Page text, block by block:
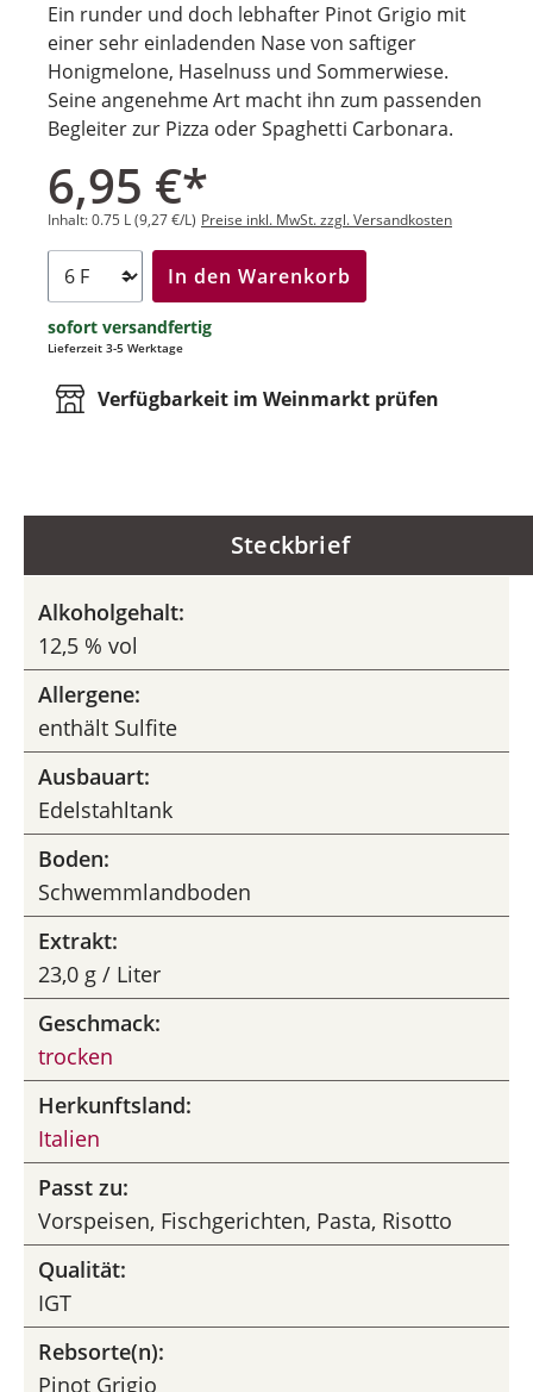
Ein runder und doch lebhafter Pinot Grigio mit
einer sehr einladenden Nase von saftiger
Honigmelone, Haselnuss und Sommerwiese.
Seine angenehme Art macht ihn zum passenden
Begleiter zur Pizza oder Spaghetti Carbonara.
6,95 €*
Inhalt:0.75 L(9,27 €/L) Preise inkl. MwSt. zzgl. Versandkosten
In den Warenkorb
sofort versandfertig
Lieferzeit 3-5 Werktage
Verfügbarkeit im Weinmarkt prüfen
Steckbrief
Alkoholgehalt:
12,5 % vol
Allergene:
enthält Sulfite
Ausbauart:
Edelstahltank
Boden:
Schwemmlandboden
Extrakt:
23,0 g / Liter
Geschmack:
trocken
Herkunftsland:
Italien
Passt zu:
Vorspeisen, Fischgerichten, Pasta, Risotto
Qualität:
IGT
Rebsorte(n):
Pinot Grigio